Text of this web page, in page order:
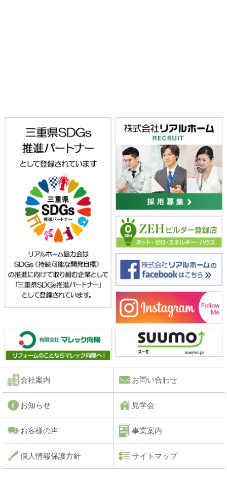
会社案内 お問い合わせ
お知らせ 見学会
お客様の声 事業案内
個人情報保護方針 サイトマップ